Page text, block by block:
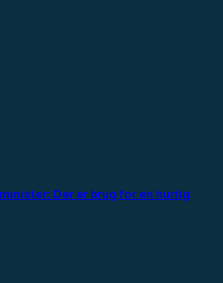
Der er brug for en hurtig